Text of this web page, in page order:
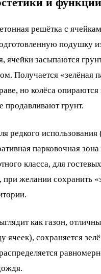
решётка с
подушку
ячейки засыпаются
Получается «зелёная
но колёса опираются
продавливают грунт.
редкого использования
парковочная зона
класса, для
при желании сохранить
как газон,
ячеек), сохраняется